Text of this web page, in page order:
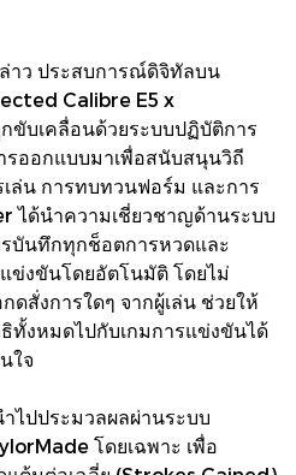
าว ประสบการณ์ดิจิทัลบน
Calibre E5 x
ขับเคลื่อนด้วยระบบปฏิบัติการ
รออกแบบมาเพื่อสนับสนุนวิถี
ล่น การทบทวนฟอร์ม และการ
ได้นำความเชี่ยวชาญด้านระบบ
บันทึกทุกช็อตการหวดและ
ข่งขันโดยอัตโนมัติ โดยไม่
ดสั่งการใดๆ จากผู้เล่น ช่วยให้
ทั้งหมดไปกับเกมการแข่งขันได้
ใจ
ไปประมวลผลผ่านระบบ
โดยเฉพาะ เพื่อ